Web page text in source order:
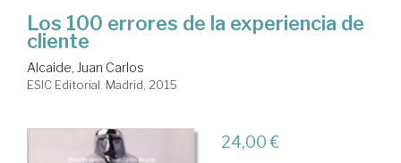
Los 100 errores de la experiencia de
cliente
Alcaide, Juan Carlos
ESIC Editorial. Madrid, 2015
24,00 €